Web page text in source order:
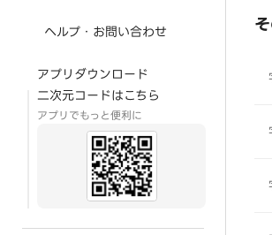
ヘルプ・お問い合わせ
アプリダウンロード
二次元コードはこちら
アプリでもっと便利に